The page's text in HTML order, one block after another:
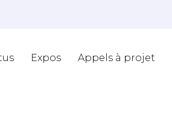
Expos Appels à projet